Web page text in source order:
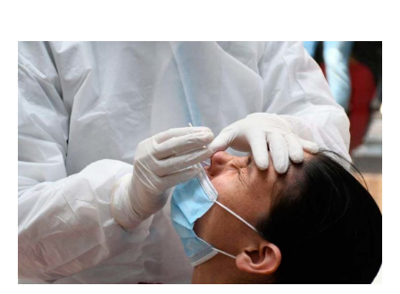
entrada
PCR
y
el
19
para